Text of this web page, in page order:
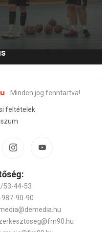
- Minden jog fenntartva!
feltételek
53-44-53
90-90